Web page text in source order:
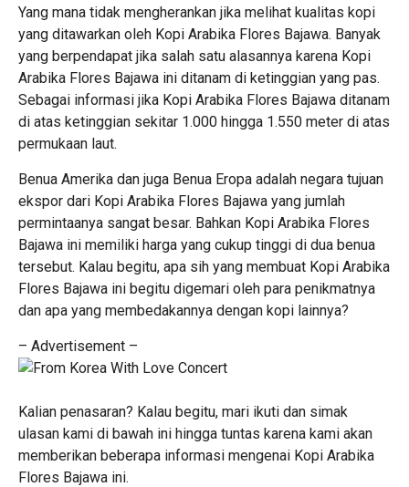
Yang mana tidak mengherankan jika melihat kualitas kopi
yang ditawarkan oleh Kopi Arabika Flores Bajawa. Banyak
yang berpendapat jika salah satu alasannya karena Kopi
Arabika Flores Bajawa ini ditanam di ketinggian yang pas.
Sebagai informasi jika Kopi Arabika Flores Bajawa ditanam
di atas ketinggian sekitar 1.000 hingga 1.550 meter di atas
permukaan laut.
Benua Amerika dan juga Benua Eropa adalah negara tujuan
ekspor dari Kopi Arabika Flores Bajawa yang jumlah
permintaanya sangat besar. Bahkan Kopi Arabika Flores
Bajawa ini memiliki harga yang cukup tinggi di dua benua
tersebut. Kalau begitu, apa sih yang membuat Kopi Arabika
Flores Bajawa ini begitu digemari oleh para penikmatnya
dan apa yang membedakannya dengan kopi lainnya?
– Advertisement –
Kalian penasaran? Kalau begitu, mari ikuti dan simak
ulasan kami di bawah ini hingga tuntas karena kami akan
memberikan beberapa informasi mengenai Kopi Arabika
Flores Bajawa ini.